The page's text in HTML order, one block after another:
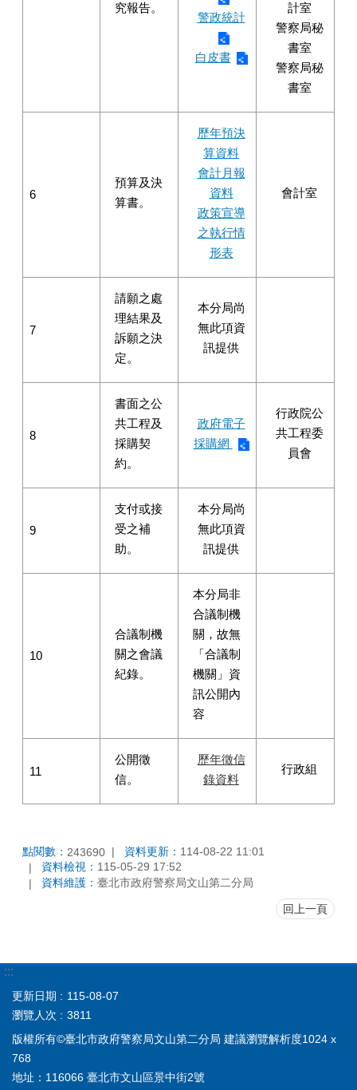
究報告。
警政統計
白皮書
計室
警察局秘
書室
警察局秘
書室
6
預算及決
算書。
歷年預決
算資料
會計月報
資料
政策宣導
之執行情
形表
會計室
7
請願之處
理結果及
訴願之決
定。
本分局尚
無此項資
訊提供
8
書面之公
共工程及
採購契
約。
政府電子
採購網
行政院公
共工程委
員會
9
支付或接
受之補
助。
本分局尚
無此項資
訊提供
10
合議制機
關之會議
紀錄。
本分局非
合議制機
關，故無
「合議制
機關」資
訊公開內
容
11
公開徵
信。
歷年徵信
錄資料
行政組
點閱數： 243690 資料更新： 114-08-22 11:01
資料檢視： 115-05-29 17:52
資料維護： 臺北市政府警察局文山第二分局
回上一頁
:::
更新日期
115-08-07
瀏覽人次
3811
版權所有©臺北市政府警察局文山第二分局 建議瀏覽解析度1024 x
768
地址：116066 臺北市文山區景中街2號